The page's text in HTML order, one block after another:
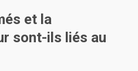
et la
sont-ils liés au